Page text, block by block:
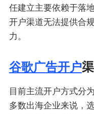
任建立主要依赖于落
开户渠道无法提供合
力。
谷歌广告开户
目前主流开户方式分
多数出海企业来说，